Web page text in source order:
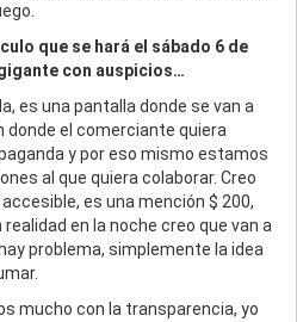
que se hará el sábado 6 de
con auspicios…
es una pantalla donde se van a
donde el comerciante quiera
y por eso mismo estamos
al que quiera colaborar. Creo
es una mención $ 200,
en la noche creo que van a
problema, simplemente la idea
mucho con la transparencia, yo